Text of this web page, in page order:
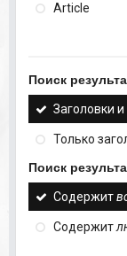
Article
Поиск
Заголовки
Только
Поиск
Содержит
Содержит